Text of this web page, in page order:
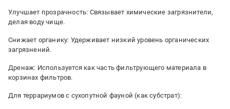
Улучшает прозрачность: Связывает химические загрязнители,
делая воду чище.
Снижает органику: Удерживает низкий уровень органических
загрязнений.
Дренаж: Используется как часть фильтрующего материала в
корзинах фильтров.
Для террариумов с сухопутной фауной (как субстрат):